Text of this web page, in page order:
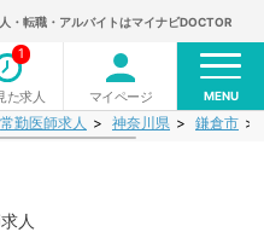
・転職・アルバイトはマイナビDOCTOR
た求人
1
マイページ MENU
常勤医師求人 神奈川県 鎌倉市
人